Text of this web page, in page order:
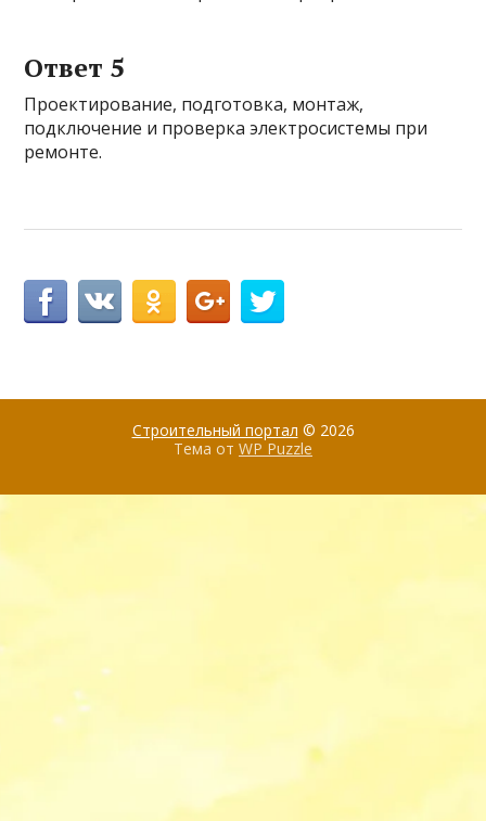
Ответ 5
Проектирование, подготовка, монтаж,
подключение и проверка электросистемы при
ремонте.
Строительный портал © 2026
Тема от WP Puzzle